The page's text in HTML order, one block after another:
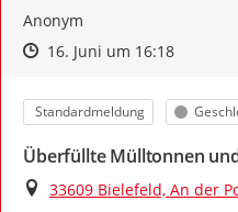
Anonym
Zeitpunkt des Erstellens
Zeitpunkt des Erstellens
16. Juni um 16:18Zur
Kategorie
Standardmeldung Status
Überfüllte Mülltonnen
Ort
33609 Bielefeld, An der